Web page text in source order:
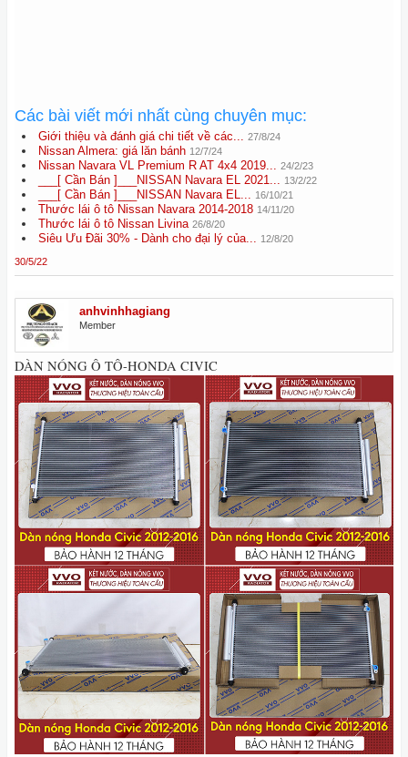
Các bài viết mới nhất cùng chuyên mục:
Giới thiệu và đánh giá chi tiết về các... 27/8/24
Nissan Almera: giá lăn bánh 12/7/24
Nissan Navara VL Premium R AT 4x4 2019... 24/2/23
___[ Cần Bán ]___NISSAN Navara EL 2021... 13/2/22
___[ Cần Bán ]___NISSAN Navara EL... 16/10/21
Thước lái ô tô Nissan Navara 2014-2018 14/11/20
Thước lái ô tô Nissan Livina 26/8/20
Siêu Ưu Đãi 30% - Dành cho đại lý của... 12/8/20
30/5/22
anhvinhhagiang
Member
DÀN NÓNG Ô TÔ-HONDA CIVIC